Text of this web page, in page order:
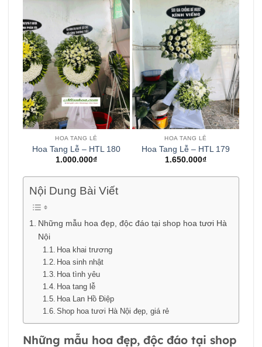
HOA TANG LỄ
Hoa Tang Lễ – HTL 180
1.000.000₫
HOA TANG LỄ
Hoa Tang Lễ – HTL 179
1.650.000₫
Nội Dung Bài Viết
Những mẫu hoa đẹp, độc đáo tại shop hoa tươi Hà
Nội
Hoa khai trương
Hoa sinh nhật
Hoa tình yêu
Hoa tang lễ
Hoa Lan Hồ Điệp
Shop hoa tươi Hà Nội đẹp, giá rẻ
Những mẫu hoa đẹp, độc đáo tại shop